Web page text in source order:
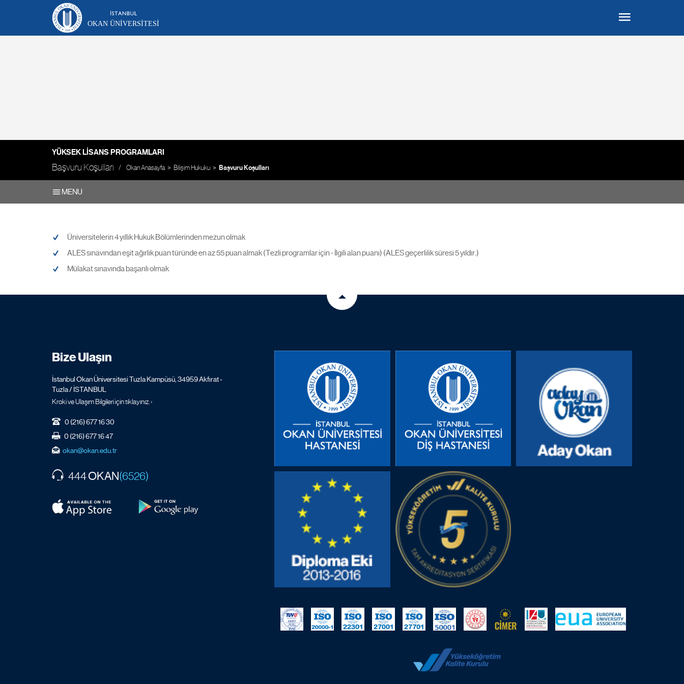
OKAN ÜNIVERSITESI
YÜKSEK LISANS PROGRAMLARI
Başvuru Koşulları Okan Anasayfa Bilişim Hukuku Başvuru Koşulları
MENU
Üniversitelerin 4 yıllık Hukuk Bölümlerinden mezun olmak
ALES sınavından eşit ağırlık puan türünde en az 55 puan almak (Tezli programlar için - İlgili alan puanı) (ALES geçerlilik süresi 5 yıldır.)
Mülakat sınavında başarılı olmak
Bize Ulaşın
İstanbul Okan Üniversitesi Tuzla Kampüsü, 34959 Akfırat -
Tuzla / İSTANBUL
Kroki ve Ulaşım Bilgileri için tıklayınız. ›
0 (216) 677 16 30
0 (216) 677 16 47
okan@okan.edu.tr
444OKAN(6526)